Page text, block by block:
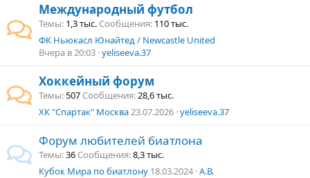
Международный футбол
Темы 1,3 тыс. Сообщения 110 тыс.
ФК Ньюкасл Юнайтед / Newcastle United
Вчера в 20:03 yeliseeva.37
Хоккейный форум
Темы 507 Сообщения 28,6 тыс.
ХК "Спартак" Москва23.07.2026 yeliseeva.37
Форум любителей биатлона
Темы 36 Сообщения 8,3 тыс.
Кубок Мира по биатлону 18.03.2024 А.В.